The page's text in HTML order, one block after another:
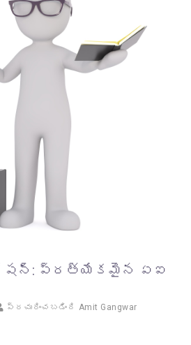
ప్రత్యేకమైన ఏఐ
ప్రచురించబడింది Amit Gangwar